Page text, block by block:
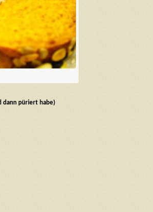
dann püriert habe)